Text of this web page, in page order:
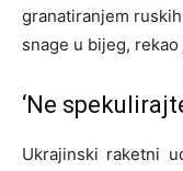
granatiranjem
snage u bijeg, rekao
‘Ne
Ukrajinski raketni